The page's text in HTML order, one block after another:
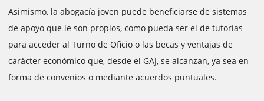
Asimismo, la abogacía joven puede beneficiarse de sistemas
de apoyo que le son propios, como pueda ser el de tutorías
para acceder al Turno de Oficio o las becas y ventajas de
carácter económico que, desde el GAJ, se alcanzan, ya sea en
forma de convenios o mediante acuerdos puntuales.